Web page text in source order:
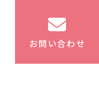
お問い合わせ